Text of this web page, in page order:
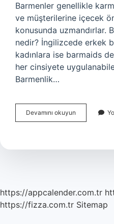
Barmenler genellikle
ve müşterilerine içecek
konusunda uzmandırlar.
nedir? İngilizcede erkek
kadınlara ise barmaids
her cinsiyete
Barmenlik…
Devamını okuyun Bartender
Eğitimi
https://appcalender.com.tr
https://fizza.com.tr Sitemap